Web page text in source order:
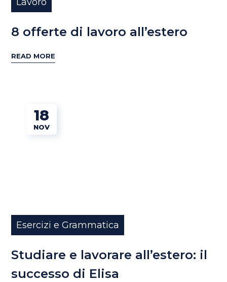
Lavoro
8 offerte di lavoro all’estero
READ MORE
18
NOV
Esercizi e Grammatica
Studiare e lavorare all’estero: il
successo di Elisa